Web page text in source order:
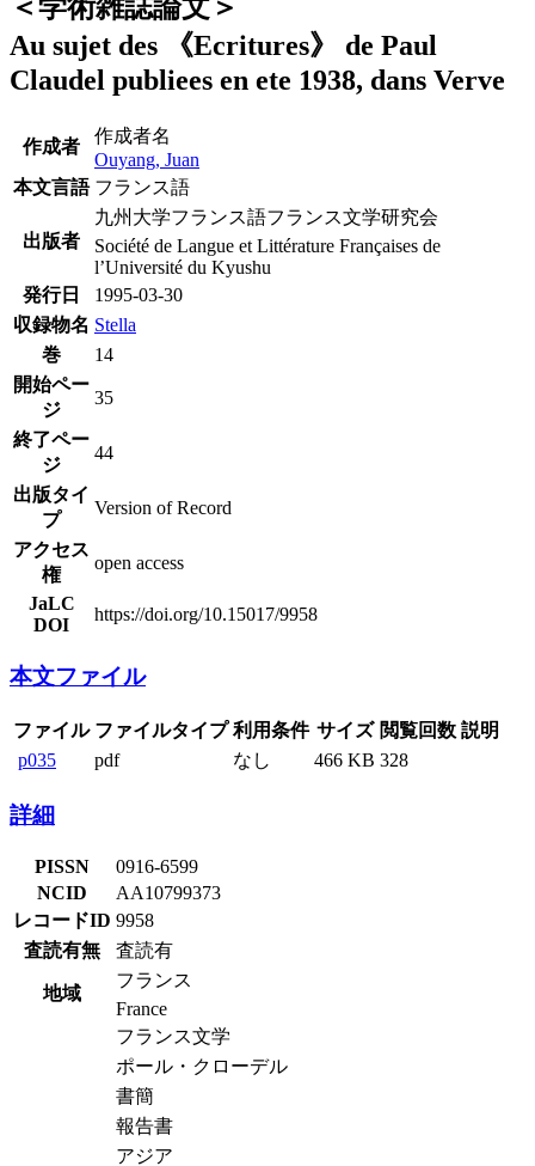
＜学術雑誌論文＞
Au sujet des 《Ecritures》 de Paul
Claudel publiees en ete 1938, dans Verve
作成者
作成者名
Ouyang, Juan
本文言語 フランス語
出版者
九州大学フランス語フランス文学研究会
Société de Langue et Littérature Françaises de
l’Université du Kyushu
発行日
1995-03-30
収録物名 Stella
巻
14
開始ペー
ジ
35
終了ペー
ジ
44
出版タイ
プ
Version of Record
アクセス
権
open access
JaLC
DOI
https://doi.org/10.15017/9958
本文ファイル
ファイル ファイルタイプ 利用条件 サイズ 閲覧回数 説明
p035
pdf なし 466 KB 328
詳細
PISSN
0916-6599
NCID
AA10799373
レコードID 9958
査読有無
査読有
地域
フランス
France
フランス文学
ポール・クローデル
書簡
報告書
アジア